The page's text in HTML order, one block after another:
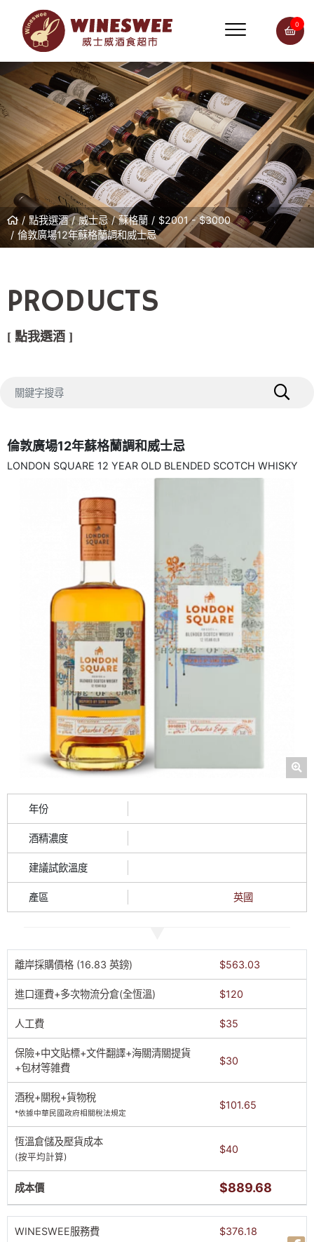
0
點我選酒 威士忌 蘇格蘭
$2001 - $3000
倫敦廣場12年蘇格蘭調和威士忌
PRODUCTS
[ 點我選酒 ]
倫敦廣場12年蘇格蘭調和威士忌
LONDON SQUARE 12 YEAR OLD BLENDED SCOTCH WHISKY
年份
酒精濃度
建議試飲溫度
產區 英國
離岸採購價格 (16.83 英鎊) $563.03
進口運費+多次物流分倉(全恆溫) $120
人工費 $35
保險+中文貼標+文件翻譯+海關清關提貨
+包材等雑費
$30
酒稅+關稅+貨物稅
*依據中華民國政府相關稅法規定
$101.65
恆溫倉儲及壓貨成本
(按平均計算)
$40
成本價 $889.68
WINESWEE服務費 $376.18